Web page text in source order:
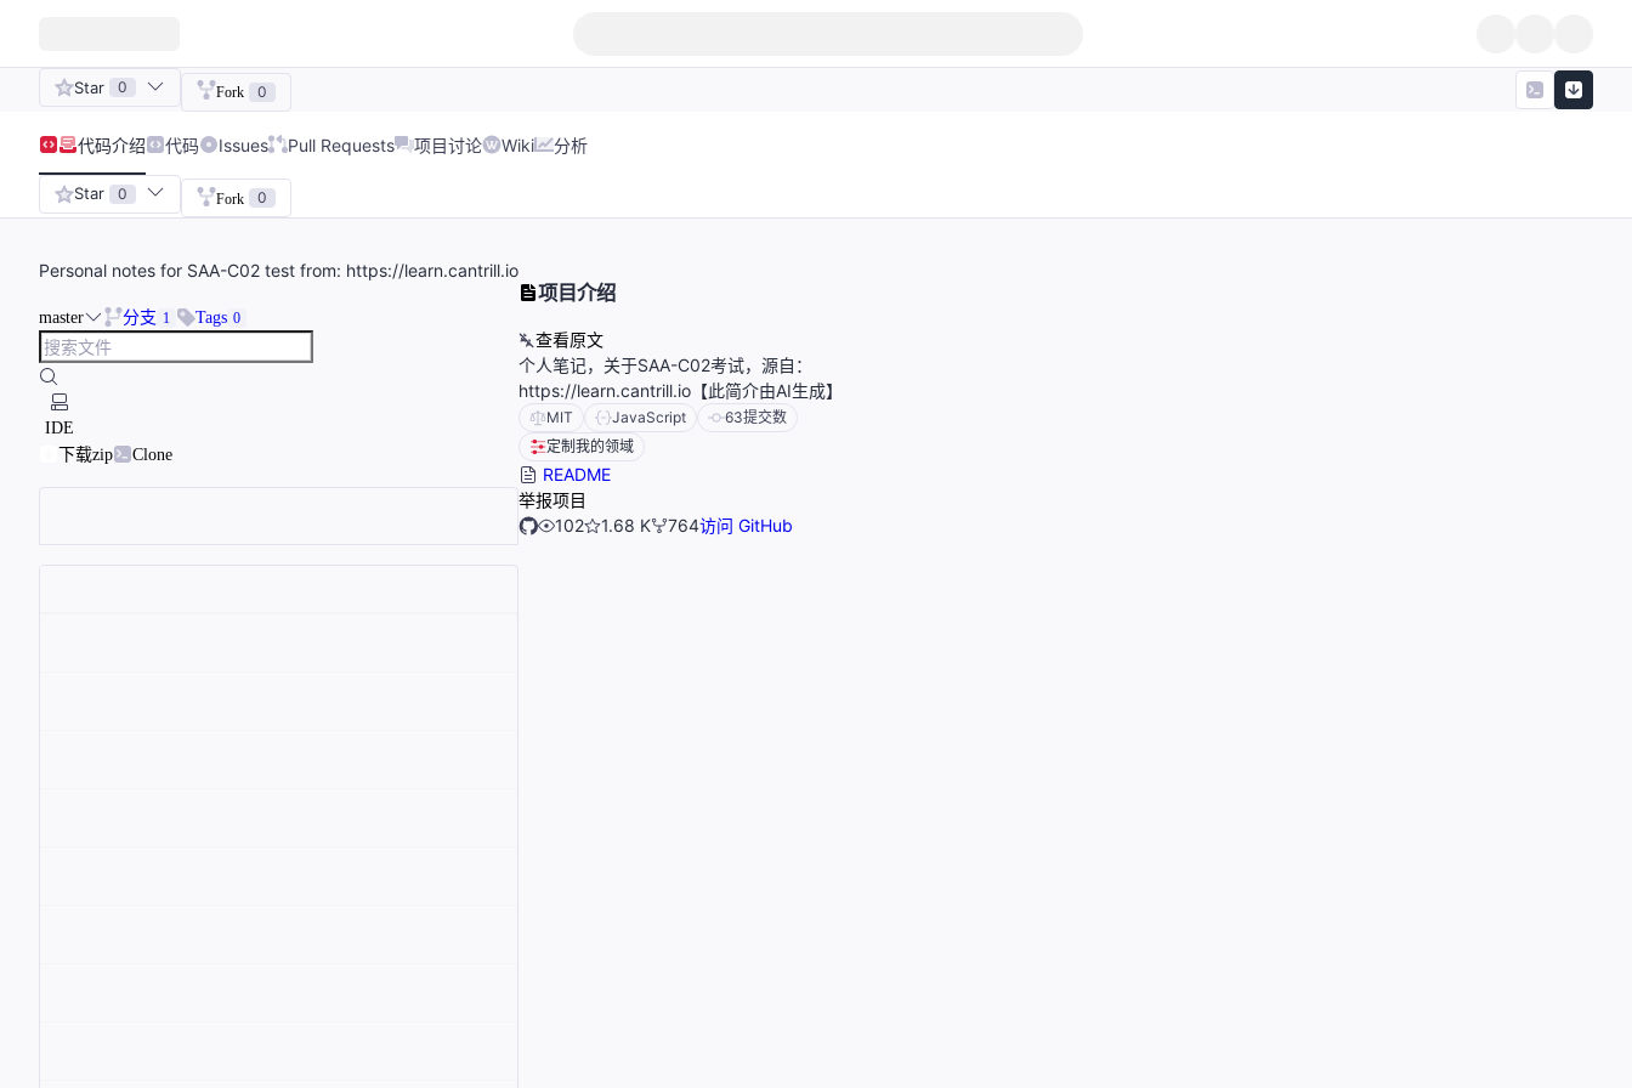
Star 0 Fork 0
代码介绍 代码 Issues Pull Requests 项目讨论 Wiki 分析
Star 0 Fork 0
Personal notes for SAA-C02 test from: https://learn.cantrill.io
master 分支 1 Tags 0
IDE
下载zip
Clone
项目介绍
查看原文
个人笔记，关于SAA-C02考试，源自：
https://learn.cantrill.io【此简介由AI生成】
MIT JavaScript 63提交数
定制我的领域
README
举报项目
102
1.68 K 764访问 GitHub